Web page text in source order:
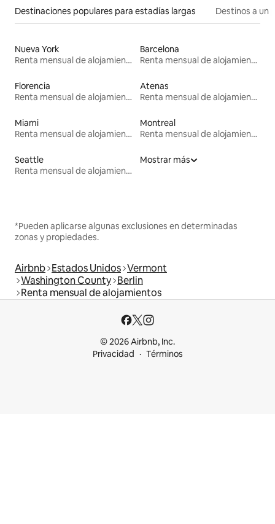
Destinaciones populares para estadías largas Destinos a un
Nueva York
Renta mensual de alojamientos
Barcelona
Renta mensual de alojamientos
Florencia
Renta mensual de alojamientos
Atenas
Renta mensual de alojamientos
Miami
Renta mensual de alojamientos
Montreal
Renta mensual de alojamientos
Seattle
Renta mensual de alojamientos
Mostrar más
*Pueden aplicarse algunas exclusiones en determinadas
zonas y propiedades.
Airbnb Estados Unidos Vermont
Washington County Berlin
Renta mensual de alojamientos
© 2026 Airbnb, Inc.
Privacidad
Términos